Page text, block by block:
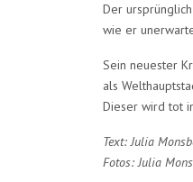
Der
wie er
Sein neuester
als
Dieser wird tot
Text: Julia
Fotos: Julia